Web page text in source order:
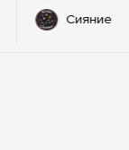
Сияние